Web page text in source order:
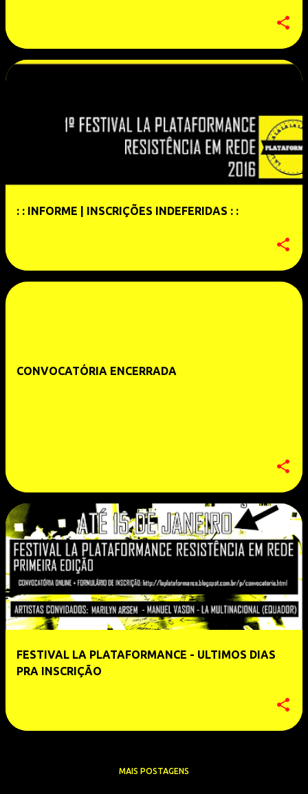
: : INFORME | INSCRIÇÕES INDEFERIDAS : :
CONVOCATÓRIA ENCERRADA
FESTIVAL LA PLATAFORMANCE - ULTIMOS DIAS
PRA INSCRIÇÃO
MAIS POSTAGENS